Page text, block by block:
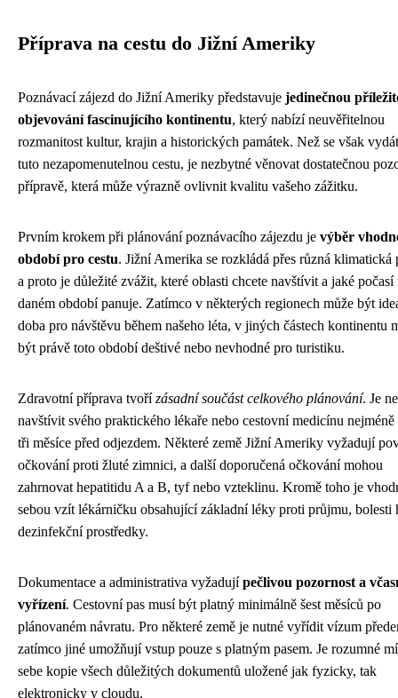
Příprava na cestu do Jižní Ameriky
Poznávací zájezd do Jižní Ameriky představuje jedinečnou
objevování fascinujícího kontinentu, který nabízí neuvěřitelnou
rozmanitost kultur, krajin a historických památek. Než se však
tuto nezapomenutelnou cestu, je nezbytné věnovat dostatečnou
přípravě, která může výrazně ovlivnit kvalitu vašeho zážitku.
Prvním krokem při plánování poznávacího zájezdu je výběr
období pro cestu. Jižní Amerika se rozkládá přes různá klimatická
a proto je důležité zvážit, které oblasti chcete navštívit a jaké počasí
daném období panuje. Zatímco v některých regionech může být
doba pro návštěvu během našeho léta, v jiných částech kontinentu
být právě toto období deštivé nebo nevhodné pro turistiku.
Zdravotní příprava tvořízásadní součást celkového plánování. Je
navštívit svého praktického lékaře nebo cestovní medicínu nejméně
tři měsíce před odjezdem. Některé země Jižní Ameriky vyžadují
očkování proti žluté zimnici, a další doporučená očkování mohou
zahrnovat hepatitidu A a B, tyf nebo vzteklinu. Kromě toho je
sebou vzít lékárničku obsahující základní léky proti průjmu, bolesti
dezinfekční prostředky.
Dokumentace a administrativa vyžadujípečlivou pozornost a
vyřízení. Cestovní pas musí být platný minimálně šest měsíců po
plánovaném návratu. Pro některé země je nutné vyřídit vízum
zatímco jiné umožňují vstup pouze s platným pasem. Je rozumné
sebe kopie všech důležitých dokumentů uložené jak fyzicky, tak
elektronicky v cloudu.